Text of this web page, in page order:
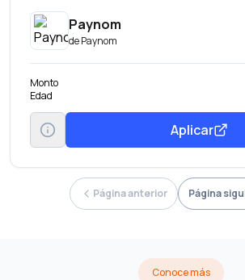
Paynom
dePaynom
Monto
Edad
Aplicar
Página anterior Página
Conoce más